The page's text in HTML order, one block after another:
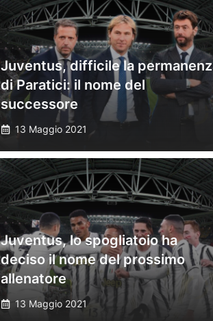
Juventus, difficile la
di Paratici: il nome del
successore
13 Maggio 2021
Juventus, lo spogliatoio ha
deciso il nome del prossimo
allenatore
13 Maggio 2021